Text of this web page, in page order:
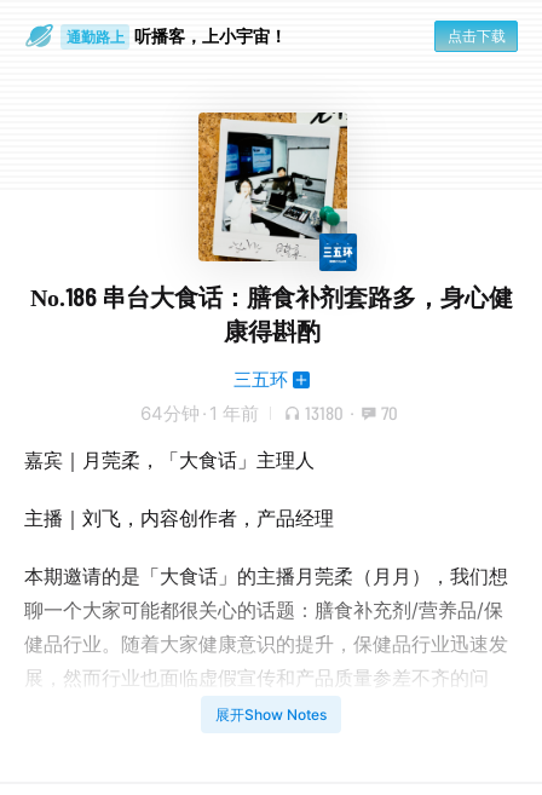
眼睛好累 听播客，上小宇宙！ 点击下载
No.186 串台大食话：膳食补剂套路多，身心健
康得斟酌
三五环
64分钟 · 1 年前 13180 · 70
嘉宾｜月莞柔，「大食话」主理人
主播｜刘飞，内容创作者，产品经理
本期邀请的是「大食话」的主播月莞柔（月月），我们想
聊一个大家可能都很关心的话题：膳食补充剂/营养品/保
健品行业。随着大家健康意识的提升，保健品行业迅速发
展，然而行业也面临虚假宣传和产品质量参差不齐的问
题，导致消费者在选择时感到困惑。保健品作为健康饮食
展开Show Notes